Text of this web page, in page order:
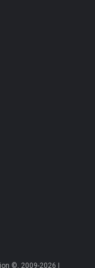
©, 2009-2026 |